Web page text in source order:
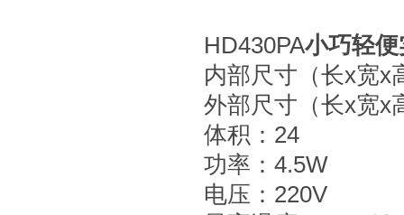
HD430PA小巧轻
内部尺寸（长x宽x
外部尺寸（长x宽x
体积：24
功率：4.5W
电压：220V